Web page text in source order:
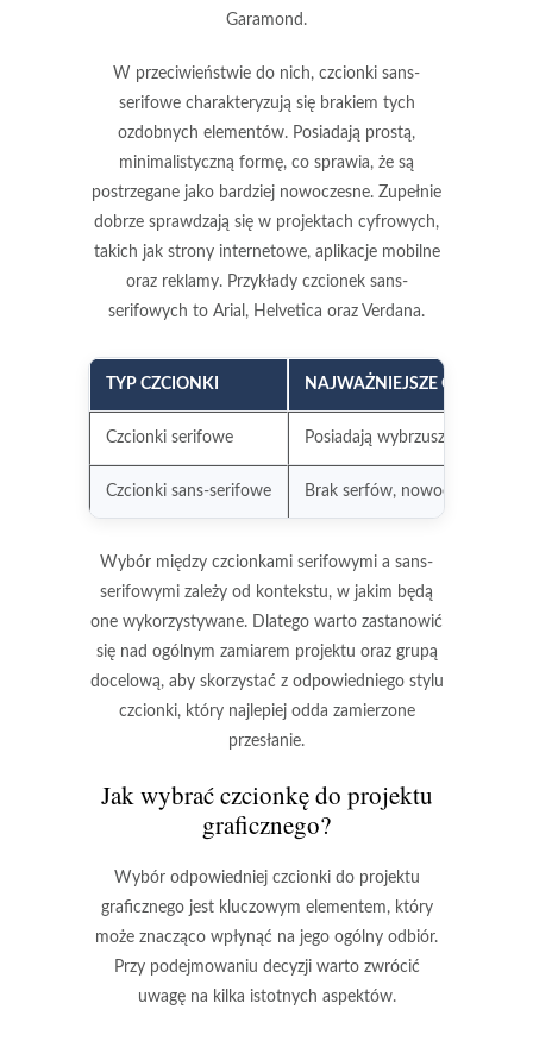
Garamond.
W przeciwieństwie do nich, czcionki sans-
serifowe charakteryzują się brakiem tych
ozdobnych elementów. Posiadają prostą,
minimalistyczną formę, co sprawia, że są
postrzegane jako bardziej nowoczesne. Zupełnie
dobrze sprawdzają się w projektach cyfrowych,
takich jak strony internetowe, aplikacje mobilne
oraz reklamy. Przykłady czcionek sans-
serifowych to Arial, Helvetica oraz Verdana.
TYP CZCIONKI NAJWAŻNIEJSZE CECHY
Czcionki serifowe Posiadają wybrzuszenia
Czcionki sans-serifowe Brak serfów, nowoczesna,
Wybór między czcionkami serifowymi a sans-
serifowymi zależy od kontekstu, w jakim będą
one wykorzystywane. Dlatego warto zastanowić
się nad ogólnym zamiarem projektu oraz grupą
docelową, aby skorzystać z odpowiedniego stylu
czcionki, który najlepiej odda zamierzone
przesłanie.
Jak wybrać czcionkę do projektu
graficznego?
Wybór odpowiedniej czcionkido projektu
graficznego jest kluczowym elementem, który
może znacząco wpłynąć na jego ogólny odbiór.
Przy podejmowaniu decyzji warto zwrócić
uwagę na kilka istotnych aspektów.